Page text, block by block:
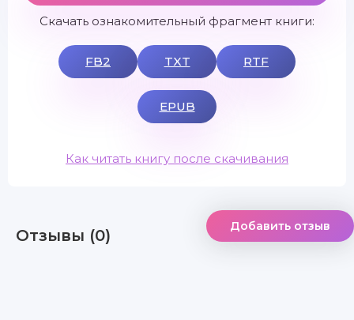
Скачать ознакомительный фрагмент книги:
FB2 TXT RTF
EPUB
Как читать книгу после скачивания
Отзывы (0) Добавить отзыв